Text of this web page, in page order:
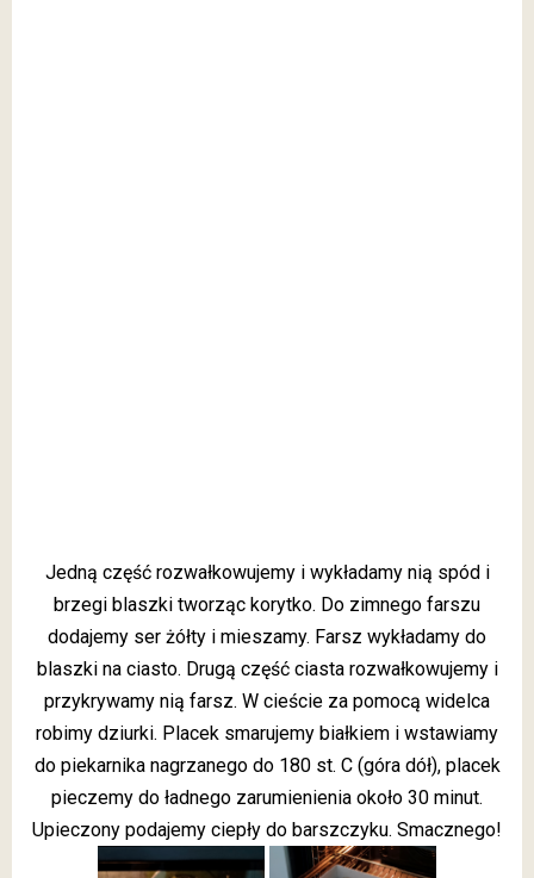
Jedną część rozwałkowujemy i wykładamy nią spód i
brzegi blaszki tworząc korytko. Do zimnego farszu
dodajemy ser żółty i mieszamy. Farsz wykładamy do
blaszki na ciasto. Drugą część ciasta rozwałkowujemy i
przykrywamy nią farsz. W cieście za pomocą widelca
robimy dziurki. Placek smarujemy białkiem i wstawiamy
do piekarnika nagrzanego do 180 st. C (góra dół), placek
pieczemy do ładnego zarumienienia około 30 minut.
Upieczony podajemy ciepły do barszczyku. Smacznego!